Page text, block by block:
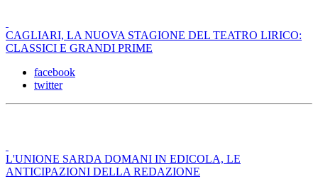
CAGLIARI, LA NUOVA STAGIONE DEL TEATRO LIRICO:
CLASSICI E GRANDI PRIME
facebook
twitter
L'UNIONE SARDA DOMANI IN EDICOLA, LE
ANTICIPAZIONI DELLA REDAZIONE